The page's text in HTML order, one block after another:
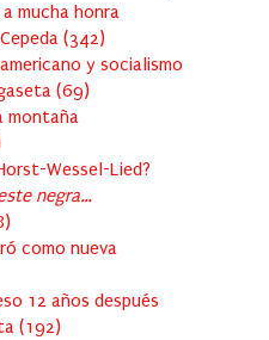
mucha honra
(342)
y socialismo
(69)
montaña
Wessel-Lied?
negra…
)
como nueva
12 años después
(192)